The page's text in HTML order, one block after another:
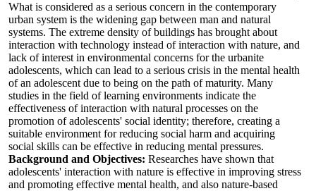
What is considered as a serious concern in the contemporary
urban system is the widening gap between man and natural
systems. The extreme density of buildings has brought about
interaction with technology instead of interaction with nature, and
lack of interest in environmental concerns for the urbanite
adolescents, which can lead to a serious crisis in the mental health
of an adolescent due to being on the path of maturity. Many
studies in the field of learning environments indicate the
effectiveness of interaction with natural processes on the
promotion of adolescents' social identity; therefore, creating a
suitable environment for reducing social harm and acquiring
social skills can be effective in reducing mental pressures.
Background and Objectives: Researches have shown that
adolescents' interaction with nature is effective in improving stress
and promoting effective mental health, and also nature-based